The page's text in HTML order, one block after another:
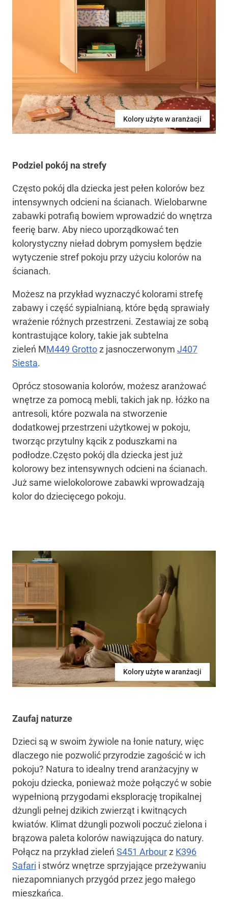
Kolory użyte w aranżacji
Podziel pokój na strefy
Często pokój dla dziecka jest pełen kolorów bez
intensywnych odcieni na ścianach. Wielobarwne
zabawki potrafią bowiem wprowadzić do wnętrza
feerię barw. Aby nieco uporządkować ten
kolorystyczny nieład dobrym pomysłem będzie
wytyczenie stref pokoju przy użyciu kolorów na
ścianach.
Możesz na przykład wyznaczyć kolorami strefę
zabawy i część sypialnianą, które będą sprawiały
wrażenie różnych przestrzeni. Zestawiaj ze sobą
kontrastujące kolory, takie jak subtelna
zieleń MM449 Grottoz jasnoczerwonym J407
Siesta.
Oprócz stosowania kolorów, możesz aranżować
wnętrze za pomocą mebli, takich jak np. łóżko na
antresoli, które pozwala na stworzenie
dodatkowej przestrzeni użytkowej w pokoju,
tworząc przytulny kącik z poduszkami na
podłodze.Często pokój dla dziecka jest już
kolorowy bez intensywnych odcieni na ścianach.
Już same wielokolorowe zabawki wprowadzają
kolor do dziecięcego pokoju.
Kolory użyte w aranżacji
Zaufaj naturze
Dzieci są w swoim żywiole na łonie natury, więc
dlaczego nie pozwolić przyrodzie zagościć w ich
pokoju? Natura to idealny trend aranżacyjny w
pokoju dziecka, ponieważ może połączyć w sobie
wypełnioną przygodami eksplorację tropikalnej
dżungli pełnej dzikich zwierząt i kwitnących
kwiatów. Klimat dżungli pozwoli poczuć zielona i
brązowa paleta kolorów nawiązująca do natury.
Połącz na przykład zieleń S451 Arbourz K396
Safari i stwórz wnętrze sprzyjające przeżywaniu
niezapomnianych przygód przez jego małego
mieszkańca.